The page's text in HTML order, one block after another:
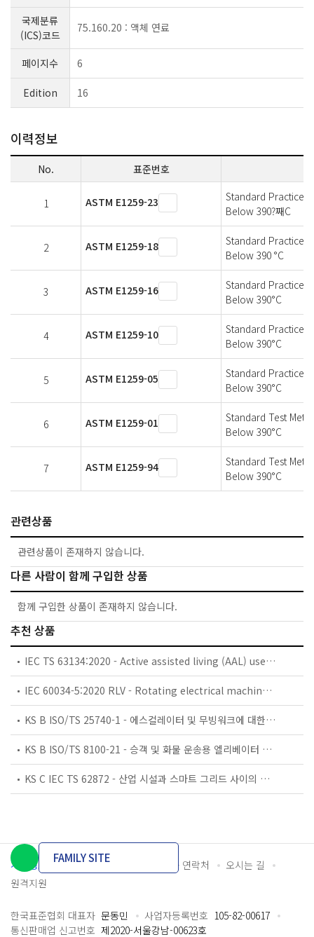
국제분류
(ICS)코드
75.160.20 : 액체 연료
페이지수 6
Edition 16
이력정보
No. 표준번호
1 ASTM E1259-23
Standard Practice
Below 390?째C
2 ASTM E1259-18
Standard Practice
Below 390 °C
3 ASTM E1259-16
Standard Practice
Below 390°C
4 ASTM E1259-10
Standard Practice
Below 390°C
5 ASTM E1259-05
Standard Practice
Below 390°C
6 ASTM E1259-01
Standard Test
Below 390°C
7 ASTM E1259-94
Standard Test
Below 390°C
관련상품
관련상품이 존재하지 않습니다.
다른 사람이 함께 구입한 상품
함께 구입한 상품이 존재하지 않습니다.
추천 상품
IEC TS 63134:2020 - Active assisted living (AAL) use cases
IEC 60034-5:2020 RLV - Rotating electrical machines - Part 5: Degrees of protection provided by the integral design of rotating electrical machines (IP code) - Classification
KS B ISO/TS 25740-1 - 에스컬레이터 및 무빙워크에 대한 안전요건 — 제1부: 세계공통 필수 안전요건(GESRs)
KS B ISO/TS 8100-21 - 승객 및 화물 운송용 엘리베이터 —제21부: 세계공통 필수안전요건(GESRs)을 충족하는 세계공통 안전 파라미터(GSPs)
KS C IEC TS 62872 - 산업 시설과 스마트 그리드 사이의 산업 공정 측정, 제어 및 자동화 시스템 인터페이스
개인정보처리방침 이용약관 담당자 연락처
오시는 길
원격지원
FAMILY SITE
한국표준협회 대표자 문동민 사업자등록번호 105-82-00617
통신판매업 신고번호 제2020-서울강남-00623호